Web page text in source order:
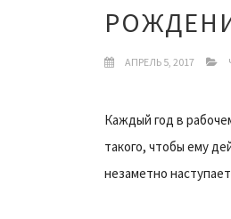
АПРЕЛЬ 5, 2017
Каждый год в
такого, чтобы ему
незаметно